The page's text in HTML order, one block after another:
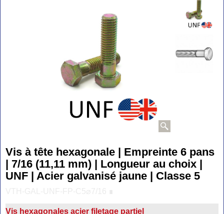
Vis à tête hexagonale | Empreinte 6 pans
| 7/16 (11,11 mm) | Longueur au choix |
UNF | Acier galvanisé jaune | Classe 5
Vis hexagonales acier filetage partiel